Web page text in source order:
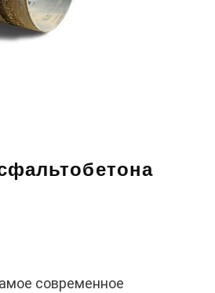
современное